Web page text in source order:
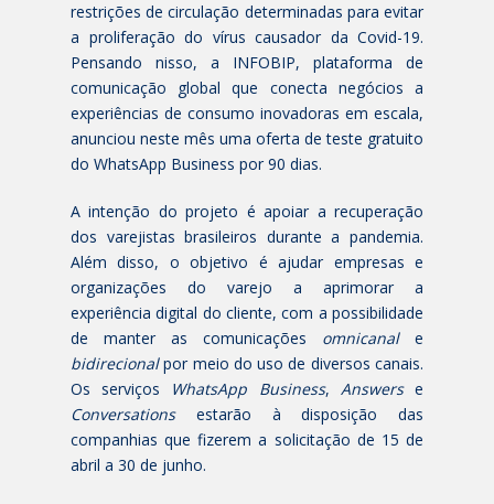
restrições de circulação determinadas para evitar
a proliferação do vírus causador da Covid-19.
Pensando nisso, a INFOBIP, plataforma de
comunicação global que conecta negócios a
experiências de consumo inovadoras em escala,
anunciou neste mês uma oferta de teste gratuito
do WhatsApp Business por 90 dias.
A intenção do projeto é apoiar a recuperação
dos varejistas brasileiros durante a pandemia.
Além disso, o objetivo é ajudar empresas e
organizações do varejo a aprimorar a
experiência digital do cliente, com a possibilidade
de manter as comunicações omnicanale
bidirecionalpor meio do uso de diversos canais.
Os serviços WhatsApp Business, Answerse
Conversationsestarão à disposição das
companhias que fizerem a solicitação de 15 de
abril a 30 de junho.